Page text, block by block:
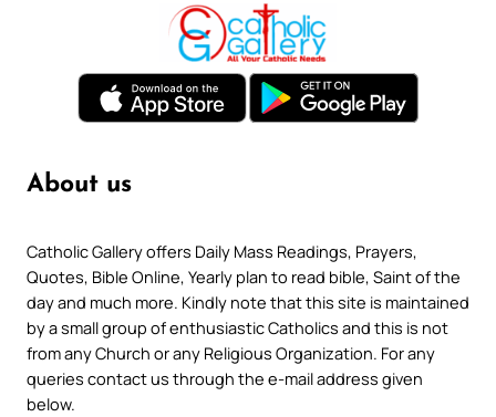
About us
Catholic Gallery offers Daily Mass Readings, Prayers,
Quotes, Bible Online, Yearly plan to read bible, Saint of the
day and much more. Kindly note that this site is maintained
by a small group of enthusiastic Catholics and this is not
from any Church or any Religious Organization. For any
queries contact us through the e-mail address given
below.